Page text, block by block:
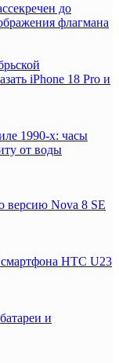
до
флагмана
iPhone 18 Pro и
1990-х: часы
от воды
версию Nova 8 SE
HTC U23
и